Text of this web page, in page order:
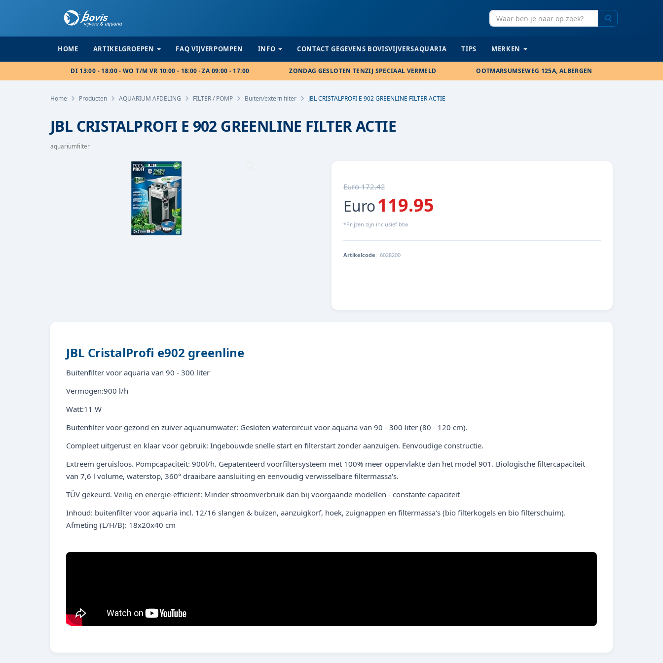
HOME ARTIKELGROEPEN FAQ VIJVERPOMPEN INFO CONTACT GEGEVENS BOVISVIJVERSAQUARIA TIPS MERKEN
DI 13:00 - 18:00 - WO T/M VR 10:00 - 18:00 · ZA 09:00 - 17:00 ZONDAG GESLOTEN TENZIJ SPECIAAL VERMELD OOTMARSUMSEWEG 125A, ALBERGEN
Home Producten AQUARIUM AFDELING FILTER / POMP Buiten/extern filter JBL CRISTALPROFI E 902 GREENLINE FILTER ACTIE
JBL CRISTALPROFI E 902 GREENLINE FILTER ACTIE
aquariumfilter
Euro 172.42
Euro119.95
*Prijzen zijn inclusief btw
Artikelcode: 6028200
JBL CristalProfi e902 greenline
Buitenfilter voor aquaria van 90 - 300 liter
Vermogen:900 l/h
Watt:11 W
Buitenfilter voor gezond en zuiver aquariumwater: Gesloten watercircuit voor aquaria van 90 - 300 liter (80 - 120 cm).
Compleet uitgerust en klaar voor gebruik: Ingebouwde snelle start en filterstart zonder aanzuigen. Eenvoudige constructie.
Extreem geruisloos. Pompcapaciteit: 900l/h. Gepatenteerd voorfiltersysteem met 100% meer oppervlakte dan het model 901. Biologische filtercapaciteit
van 7,6 l volume, waterstop, 360° draaibare aansluiting en eenvoudig verwisselbare filtermassa's.
TÜV gekeurd. Veilig en energie-efficiënt: Minder stroomverbruik dan bij voorgaande modellen - constante capaciteit
Inhoud: buitenfilter voor aquaria incl. 12/16 slangen & buizen, aanzuigkorf, hoek, zuignappen en filtermassa's (bio filterkogels en bio filterschuim).
Afmeting (L/H/B): 18x20x40 cm